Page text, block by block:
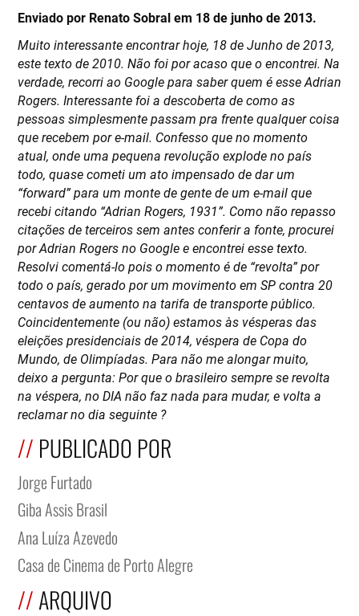
Enviado por Renato Sobral em 18 de junho de 2013.
Muito interessante encontrar hoje, 18 de Junho de 2013,
este texto de 2010. Não foi por acaso que o encontrei. Na
verdade, recorri ao Google para saber quem é esse Adrian
Rogers. Interessante foi a descoberta de como as
pessoas simplesmente passam pra frente qualquer coisa
que recebem por e-mail. Confesso que no momento
atual, onde uma pequena revolução explode no país
todo, quase cometi um ato impensado de dar um
“forward” para um monte de gente de um e-mail que
recebi citando “Adrian Rogers, 1931”. Como não repasso
citações de terceiros sem antes conferir a fonte, procurei
por Adrian Rogers no Google e encontrei esse texto.
Resolvi comentá-lo pois o momento é de “revolta” por
todo o país, gerado por um movimento em SP contra 20
centavos de aumento na tarifa de transporte público.
Coincidentemente (ou não) estamos às vésperas das
eleições presidenciais de 2014, véspera de Copa do
Mundo, de Olimpíadas. Para não me alongar muito,
deixo a pergunta: Por que o brasileiro sempre se revolta
na véspera, no DIA não faz nada para mudar, e volta a
reclamar no dia seguinte ?
PUBLICADO POR
Jorge Furtado
Giba Assis Brasil
Ana Luíza Azevedo
Casa de Cinema de Porto Alegre
ARQUIVO